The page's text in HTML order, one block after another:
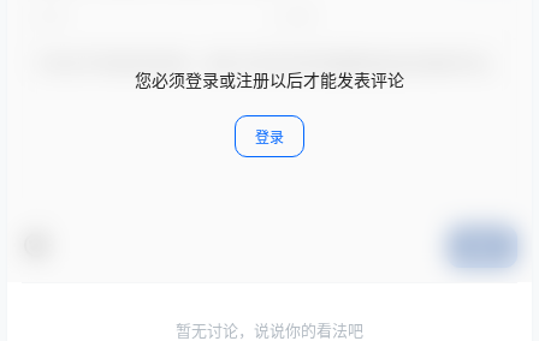
您必须登录或注册以后才能发表评论
登录
暂无讨论，说说你的看法吧